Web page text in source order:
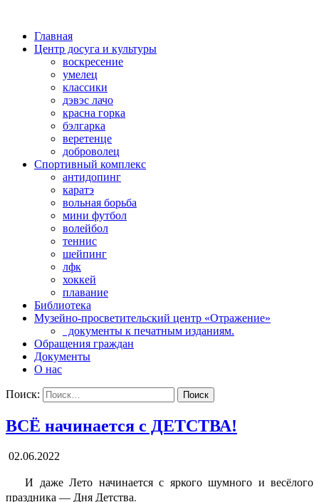
Главная
Центр досуга и культуры
воскресение
умелец
классики
дэвэс лачо
красна горка
бэлгарка
веретенце
доброволец
Спортивный комплекс
антидопинг
каратэ
вольная борьба
мини футбол
волейбол
теннис
шейпинг
лфк
хоккей
плавание
Библиотека
Музейно-просветительский центр «Отражение»
документы к печатным изданиям.
Обращения граждан
Документы
О нас
Поиск:
ВСЁ начинается с ДЕТСТВА!
02.06.2022
И даже Лето начинается с яркого шумного и весёлого
праздника — Дня Детства.